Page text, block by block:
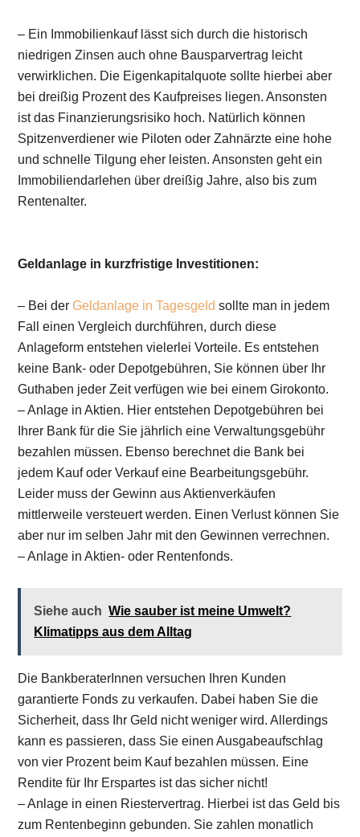
– Ein Immobilienkauf lässt sich durch die historisch
niedrigen Zinsen auch ohne Bausparvertrag leicht
verwirklichen. Die Eigenkapitalquote sollte hierbei aber
bei dreißig Prozent des Kaufpreises liegen. Ansonsten
ist das Finanzierungsrisiko hoch. Natürlich können
Spitzenverdiener wie Piloten oder Zahnärzte eine hohe
und schnelle Tilgung eher leisten. Ansonsten geht ein
Immobiliendarlehen über dreißig Jahre, also bis zum
Rentenalter.
Geldanlage in kurzfristige Investitionen:
– Bei derGeldanlage in Tagesgeld sollte man in jedem
Fall einen Vergleich durchführen, durch diese
Anlageform entstehen vielerlei Vorteile. Es entstehen
keine Bank- oder Depotgebühren, Sie können über Ihr
Guthaben jeder Zeit verfügen wie bei einem Girokonto.
– Anlage in Aktien. Hier entstehen Depotgebühren bei
Ihrer Bank für die Sie jährlich eine Verwaltungsgebühr
bezahlen müssen. Ebenso berechnet die Bank bei
jedem Kauf oder Verkauf eine Bearbeitungsgebühr.
Leider muss der Gewinn aus Aktienverkäufen
mittlerweile versteuert werden. Einen Verlust können Sie
aber nur im selben Jahr mit den Gewinnen verrechnen.
– Anlage in Aktien- oder Rentenfonds.
Siehe auch Wie sauber ist meine Umwelt?
Klimatipps aus dem Alltag
Die BankberaterInnen versuchen Ihren Kunden
garantierte Fonds zu verkaufen. Dabei haben Sie die
Sicherheit, dass Ihr Geld nicht weniger wird. Allerdings
kann es passieren, dass Sie einen Ausgabeaufschlag
von vier Prozent beim Kauf bezahlen müssen. Eine
Rendite für Ihr Erspartes ist das sicher nicht!
– Anlage in einen Riestervertrag. Hierbei ist das Geld bis
zum Rentenbeginn gebunden. Sie zahlen monatlich